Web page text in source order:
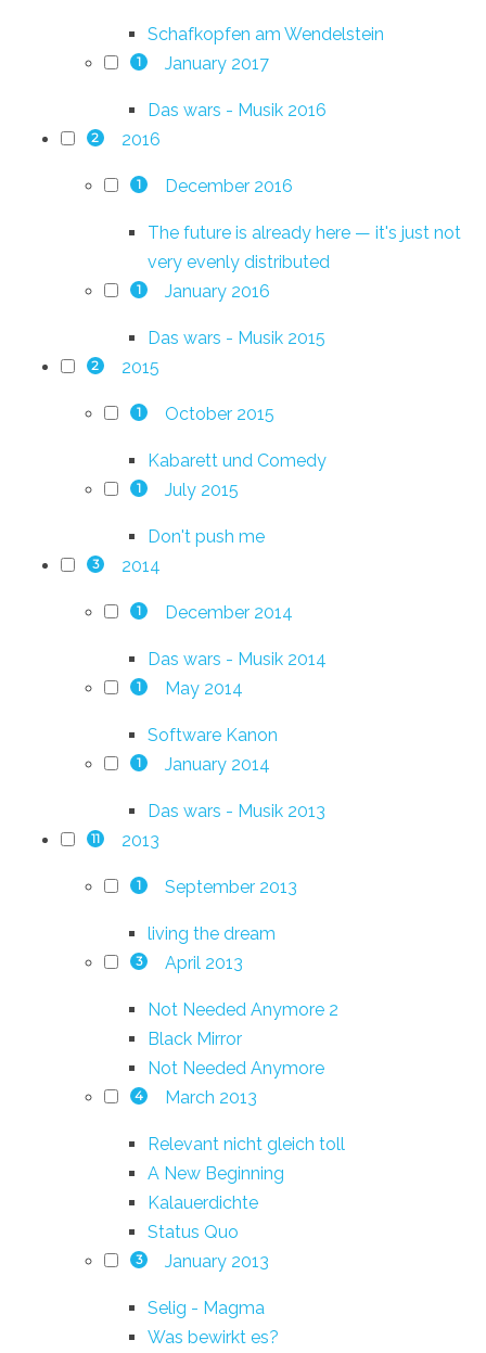
Schafkopfen am Wendelstein
1 January 2017
Das wars - Musik 2016
2 2016
1 December 2016
The future is already here — it's just not
very evenly distributed
1 January 2016
Das wars - Musik 2015
2 2015
1 October 2015
Kabarett und Comedy
1 July 2015
Don't push me
3 2014
1 December 2014
Das wars - Musik 2014
1 May 2014
Software Kanon
1 January 2014
Das wars - Musik 2013
11 2013
1 September 2013
living the dream
3 April 2013
Not Needed Anymore 2
Black Mirror
Not Needed Anymore
4 March 2013
Relevant nicht gleich toll
A New Beginning
Kalauerdichte
Status Quo
3 January 2013
Selig - Magma
Was bewirkt es?